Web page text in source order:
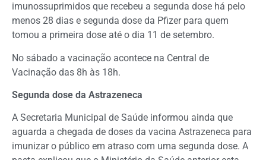
imunossuprimidos que recebeu a segunda dose há pelo
menos 28 dias e segunda dose da Pfizer para quem
tomou a primeira dose até o dia 11 de setembro.
No sábado a vacinação acontece na Central de
Vacinação das 8h às 18h.
Segunda dose da Astrazeneca
A Secretaria Municipal de Saúde informou ainda que
aguarda a chegada de doses da vacina Astrazeneca para
imunizar o público em atraso com uma segunda dose. A